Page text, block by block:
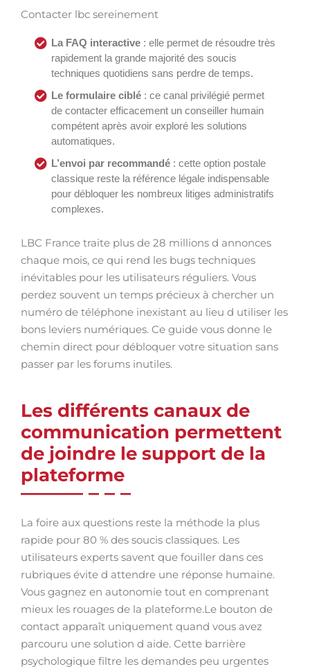
Contacter lbc sereinement
La FAQ interactive : elle permet de résoudre très
rapidement la grande majorité des soucis
techniques quotidiens sans perdre de temps.
Le formulaire ciblé : ce canal privilégié permet
de contacter efficacement un conseiller humain
compétent après avoir exploré les solutions
automatiques.
L’envoi par recommandé : cette option postale
classique reste la référence légale indispensable
pour débloquer les nombreux litiges administratifs
complexes.
LBC France traite plus de 28 millions d annonces
chaque mois, ce qui rend les bugs techniques
inévitables pour les utilisateurs réguliers. Vous
perdez souvent un temps précieux à chercher un
numéro de téléphone inexistant au lieu d utiliser les
bons leviers numériques. Ce guide vous donne le
chemin direct pour débloquer votre situation sans
passer par les forums inutiles.
Les différents canaux de
communication permettent
de joindre le support de la
plateforme
La foire aux questions reste la méthode la plus
rapide pour 80 % des soucis classiques. Les
utilisateurs experts savent que fouiller dans ces
rubriques évite d attendre une réponse humaine.
Vous gagnez en autonomie tout en comprenant
mieux les rouages de la plateforme.Le bouton de
contact apparaît uniquement quand vous avez
parcouru une solution d aide. Cette barrière
psychologique filtre les demandes peu urgentes